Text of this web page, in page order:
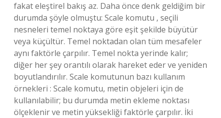
fakat eleştirel bakış az. Daha önce denk geldiğim bir
durumda şöyle olmuştu: Scale komutu , seçili
nesneleri temel noktaya göre eşit şekilde büyütür
veya küçültür. Temel noktadan olan tüm mesafeler
aynı faktörle çarpılır. Temel nokta yerinde kalır;
diğer her şey orantılı olarak hareket eder ve yeniden
boyutlandırılır. Scale komutunun bazı kullanım
örnekleri : Scale komutu, metin objeleri için de
kullanılabilir; bu durumda metin ekleme noktası
ölçeklenir ve metin yüksekliği faktörle çarpılır. İki